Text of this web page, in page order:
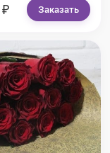
Заказать